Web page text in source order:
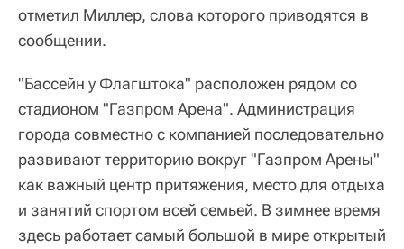
отметил Миллер, слова которого приводятся в
сообщении.
"Бассейн у Флагштока" расположен рядом со
стадионом "Газпром Арена". Администрация
города совместно с компанией последовательно
развивают территорию вокруг "Газпром Арены"
как важный центр притяжения, место для отдыха
и занятий спортом всей семьей. В зимнее время
здесь работает самый большой в мире открытый